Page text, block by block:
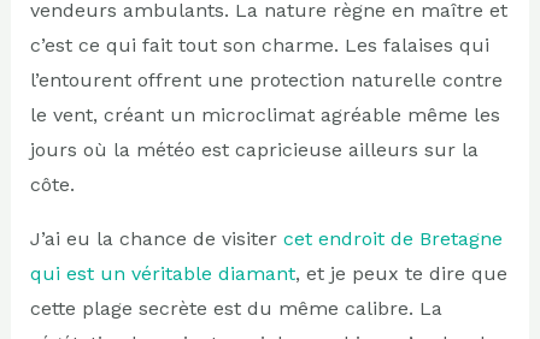
vendeurs ambulants. La nature règne en maître et
c’est ce qui fait tout son charme. Les falaises qui
l’entourent offrent une protection naturelle contre
le vent, créant un microclimat agréable même les
jours où la météo est capricieuse ailleurs sur la
côte.
J’ai eu la chance de visiter cet endroit de Bretagne
qui est un véritable diamant, et je peux te dire que
cette plage secrète est du même calibre. La